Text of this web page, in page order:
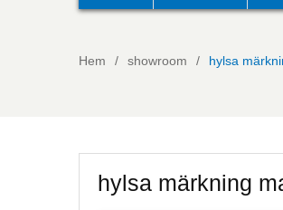
Hem showroom hylsa
hylsa märkning